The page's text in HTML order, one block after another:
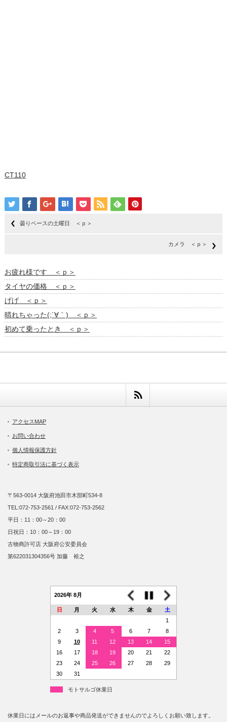
CT110
曇りベースの土曜日 ＜ｐ＞
カメラ ＜ｐ＞
お疲れ様です ＜ｐ＞
タイヤの価格 ＜ｐ＞
げげ ＜ｐ＞
晴れちゃった(;´∀｀) ＜ｐ＞
初めて乗ったとき ＜ｐ＞
アクセスMAP
お問い合わせ
個人情報保護方針
特定商取引法に基づく表示
〒563-0014 大阪府池田市木部町534-8
TEL:072-753-2561 / FAX:072-753-2562
平日：11：00～20：00
日祝日：10：00～19：00
古物商許可店 大阪府公安委員会
第622031304356号 加藤 裕之
2026年 8月
日 月 火 水 木 金
土
1
2
3 4 5 6 7
8
9
10 11 12 13 14
15
16
17 18 19 20 21
22
23
24 25 26 27 28
29
30
31
モトサルゴ休業日
休業日にはメールのお返事や商品発送ができませんのでよろしくお願い致します。